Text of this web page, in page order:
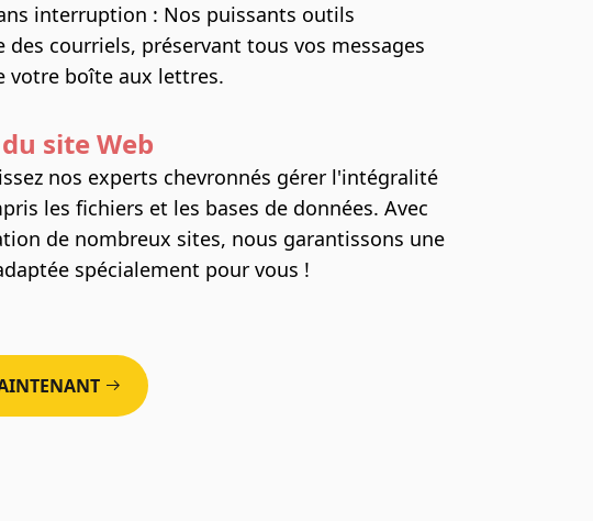
interruption : Nos puissants outils
courriels, préservant tous vos messages
votre boîte aux lettres.
site Web
nos experts chevronnés gérer l'intégralité
les fichiers et les bases de données. Avec
de nombreux sites, nous garantissons une
spécialement pour vous !